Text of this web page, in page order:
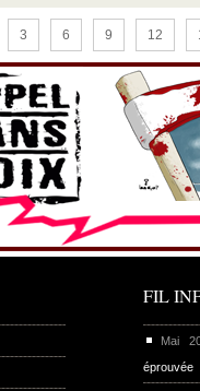
3 6 9 12
FIL
Mai
éprouvée